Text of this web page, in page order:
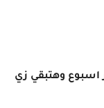
وهتبقي زي